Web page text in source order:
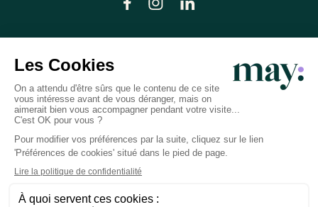
© LN CARE 2026
Politique de confidentialité
Conditions générales d’utilisation
Plan du site
Crédits photos